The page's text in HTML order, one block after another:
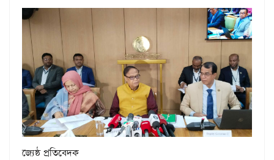
জ্যেষ্ঠ প্রতিবেদক